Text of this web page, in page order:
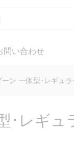
問い合わせ
ン 一体型･レギュ
･レギュ
ラー ブルー